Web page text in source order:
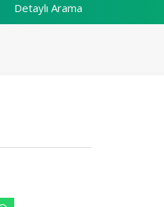
Detaylı Arama